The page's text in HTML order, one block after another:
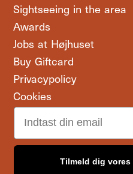
Sightseeing in the area
Awards
Jobs at Højhuset
Buy Giftcard
Privacypolicy
Cookies
Email
Tilmeld dig